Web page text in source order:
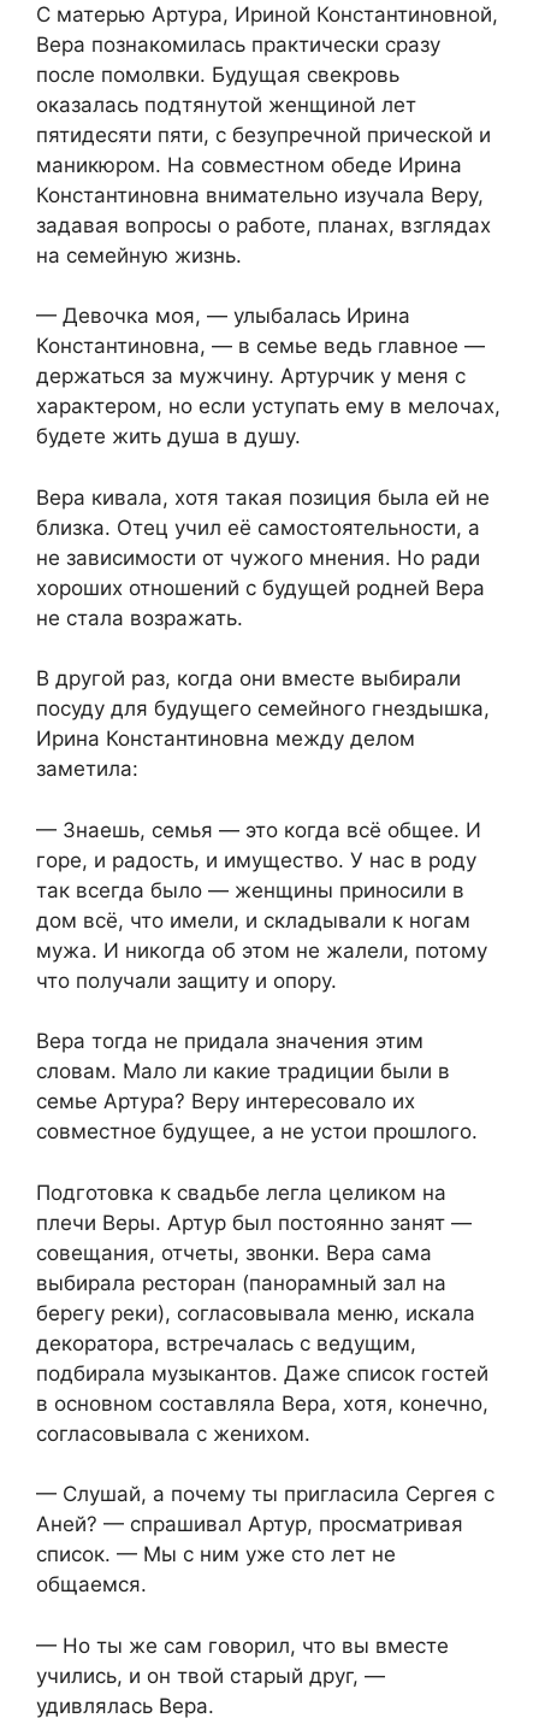
С матерью Артура, Ириной Константиновной,
Вера познакомилась практически сразу
после помолвки. Будущая свекровь
оказалась подтянутой женщиной лет
пятидесяти пяти, с безупречной прической и
маникюром. На совместном обеде Ирина
Константиновна внимательно изучала Веру,
задавая вопросы о работе, планах, взглядах
на семейную жизнь.
— Девочка моя, — улыбалась Ирина
Константиновна, — в семье ведь главное —
держаться за мужчину. Артурчик у меня с
характером, но если уступать ему в мелочах,
будете жить душа в душу.
Вера кивала, хотя такая позиция была ей не
близка. Отец учил её самостоятельности, а
не зависимости от чужого мнения. Но ради
хороших отношений с будущей родней Вера
не стала возражать.
В другой раз, когда они вместе выбирали
посуду для будущего семейного гнездышка,
Ирина Константиновна между делом
заметила:
— Знаешь, семья — это когда всё общее. И
горе, и радость, и имущество. У нас в роду
так всегда было — женщины приносили в
дом всё, что имели, и складывали к ногам
мужа. И никогда об этом не жалели, потому
что получали защиту и опору.
Вера тогда не придала значения этим
словам. Мало ли какие традиции были в
семье Артура? Веру интересовало их
совместное будущее, а не устои прошлого.
Подготовка к свадьбе легла целиком на
плечи Веры. Артур был постоянно занят —
совещания, отчеты, звонки. Вера сама
выбирала ресторан (панорамный зал на
берегу реки), согласовывала меню, искала
декоратора, встречалась с ведущим,
подбирала музыкантов. Даже список гостей
в основном составляла Вера, хотя, конечно,
согласовывала с женихом.
— Слушай, а почему ты пригласила Сергея с
Аней? — спрашивал Артур, просматривая
список. — Мы с ним уже сто лет не
общаемся.
— Но ты же сам говорил, что вы вместе
учились, и он твой старый друг, —
удивлялась Вера.